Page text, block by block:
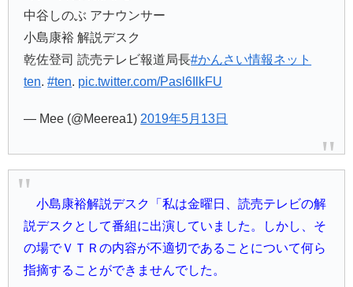
中谷しのぶ アナウンサー
小島康裕 解説デスク
乾佐登司 読売テレビ報道局長#かんさい情報ネット
ten.#ten. pic.twitter.com/Pasl6IlkFU
— Mee (@Meerea1) 2019年5月13日
小島康裕解説デスク「私は金曜日、読売テレビの解
説デスクとして番組に出演していました。しかし、そ
の場でＶＴＲの内容が不適切であることについて何ら
指摘することができませんでした。